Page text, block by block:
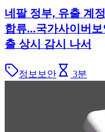
네팔 정부, 유출 계
합류...국가사이버
출 상시 감시 나서
정보보안 3분